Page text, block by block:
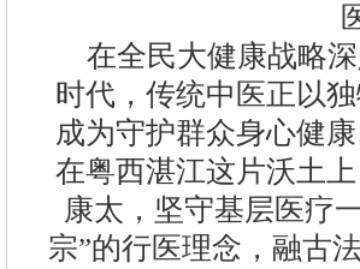
在全民大健康战略
时代，传统中医正以
成为守护群众身心健
在粤西湛江这片沃土
康太，坚守基层医疗
宗”的行医理念，融古